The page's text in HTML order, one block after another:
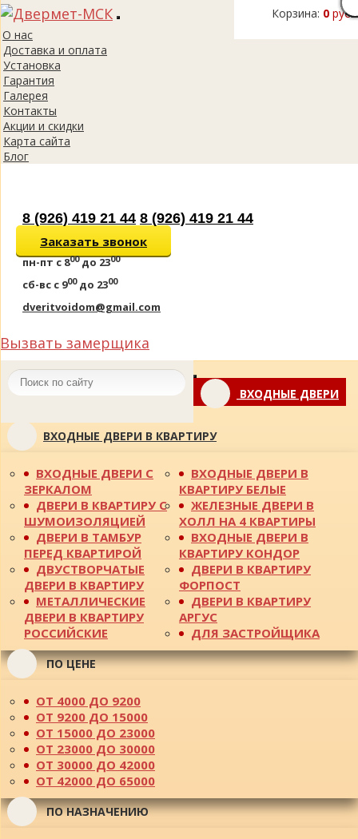
Корзина: 0 руб.
Toggle
О нас
Доставка и оплата
Установка
Гарантия
Галерея
Контакты
Акции и скидки
Карта сайта
Блог
8 (926) 419 21 44 8 (926) 419 21 44
Заказать звонок
пн-пт с 800до 2300
сб-вс с 900до 2300
dveritvoidom@gmail.com
Вызвать замерщика
Toggle
navigationВХОДНЫЕ ДВЕРИ
ВХОДНЫЕ ДВЕРИ В КВАРТИРУ
ВХОДНЫЕ ДВЕРИ С
ЗЕРКАЛОМ
ДВЕРИ В КВАРТИРУ С
ШУМОИЗОЛЯЦИЕЙ
ДВЕРИ В ТАМБУР
ПЕРЕД КВАРТИРОЙ
ДВУСТВОРЧАТЫЕ
ДВЕРИ В КВАРТИРУ
МЕТАЛЛИЧЕСКИЕ
ДВЕРИ В КВАРТИРУ
РОССИЙСКИЕ
ВХОДНЫЕ ДВЕРИ В
КВАРТИРУ БЕЛЫЕ
ЖЕЛЕЗНЫЕ ДВЕРИ В
ХОЛЛ НА 4 КВАРТИРЫ
ВХОДНЫЕ ДВЕРИ В
КВАРТИРУ КОНДОР
ДВЕРИ В КВАРТИРУ
ФОРПОСТ
ДВЕРИ В КВАРТИРУ
АРГУС
ДЛЯ ЗАСТРОЙЩИКА
ПО ЦЕНЕ
ОТ 4000 ДО 9200
ОТ 9200 ДО 15000
ОТ 15000 ДО 23000
ОТ 23000 ДО 30000
ОТ 30000 ДО 42000
ОТ 42000 ДО 65000
ПО НАЗНАЧЕНИЮ